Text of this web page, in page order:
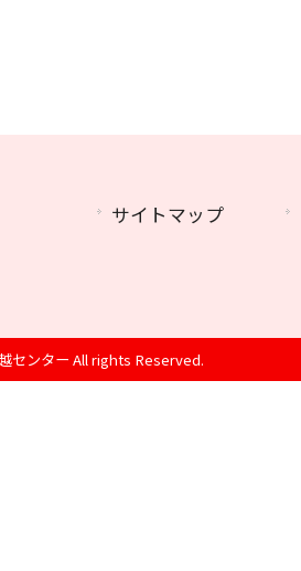
サイトマップ
センター All rights Reserved.